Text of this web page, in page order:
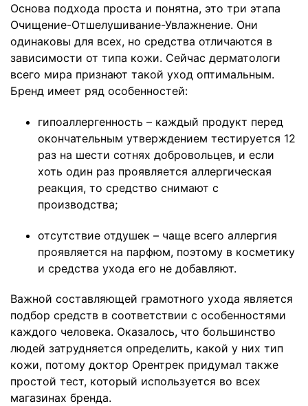
Основа подхода проста и понятна, это три этапа
Очищение-Отшелушивание-Увлажнение. Они
одинаковы для всех, но средства отличаются в
зависимости от типа кожи. Сейчас дерматологи
всего мира признают такой уход оптимальным.
Бренд имеет ряд особенностей:
гипоаллергенность – каждый продукт перед
окончательным утверждением тестируется 12
раз на шести сотнях добровольцев, и если
хоть один раз проявляется аллергическая
реакция, то средство снимают с
производства;
отсутствие отдушек – чаще всего аллергия
проявляется на парфюм, поэтому в косметику
и средства ухода его не добавляют.
Важной составляющей грамотного ухода является
подбор средств в соответствии с особенностями
каждого человека. Оказалось, что большинство
людей затрудняется определить, какой у них тип
кожи, потому доктор Орентрек придумал также
простой тест, который используется во всех
магазинах бренда.